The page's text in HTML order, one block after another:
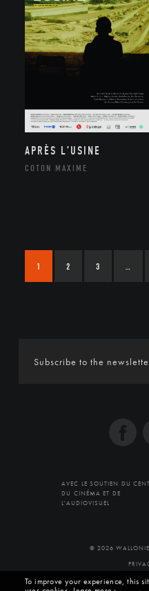
APRÈS L’USINE
COTON MAXIME
1 2 3 …
AVEC LE SOUTIEN DU
DU CINÉMA ET DE
L'AUDIOVISUEL
© 2026
To improve your experience, this